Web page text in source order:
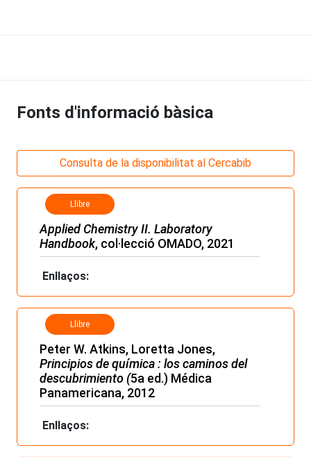
Fonts d'informació bàsica
Consulta de la disponibilitat al Cercabib
Llibre
Applied Chemistry II. Laboratory
Handbook, col·lecció OMADO, 2021
Enllaços:
Llibre
Peter W. Atkins, Loretta Jones,
Principios de química : los caminos del
descubrimiento (5a ed.) Médica
Panamericana, 2012
Enllaços: